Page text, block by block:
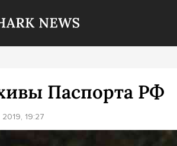
Паспорта РФ
19:27